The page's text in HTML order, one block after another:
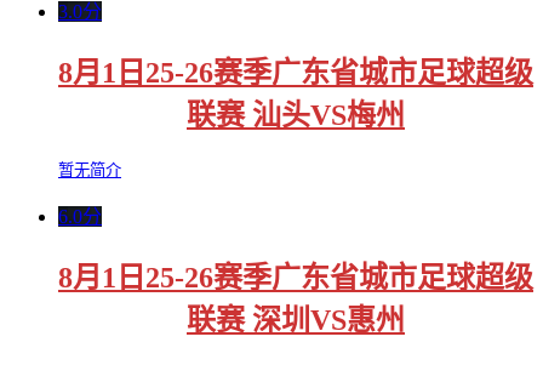
3.0分
8月1日25-26赛季广东省城市足球超级
联赛 汕头VS梅州
暂无简介
6.0分
8月1日25-26赛季广东省城市足球超级
联赛 深圳VS惠州